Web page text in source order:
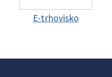
E-trhovisko